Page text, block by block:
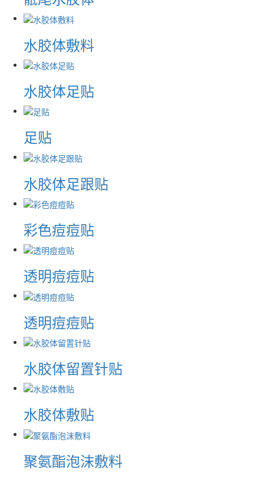
水胶体敷料
水胶体足贴
足贴
水胶体足跟贴
彩色痘痘贴
透明痘痘贴
透明痘痘贴
水胶体留置针贴
水胶体敷贴
聚氨酯泡沫敷料